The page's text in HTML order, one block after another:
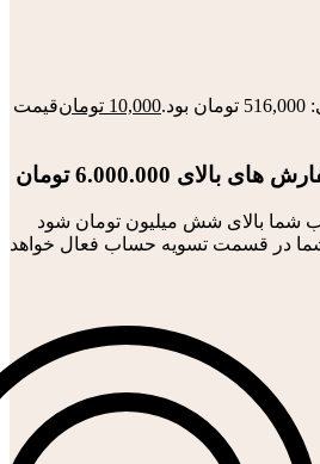
10,000 تومانقیمت
6.000.000 تومان
بالای شش میلیون تومان شود
شما در قسمت تسویه حساب فعال خواهد